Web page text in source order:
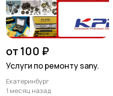
от 100 ₽
Услуги по ремонту sany.
Екатеринбург
1 месяц назад